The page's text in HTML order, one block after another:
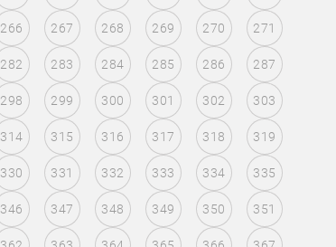
266 267 268 269 270 271
282 283 284 285 286 287
298 299 300 301 302 303
314 315 316 317 318 319
330 331 332 333 334 335
346 347 348 349 350 351